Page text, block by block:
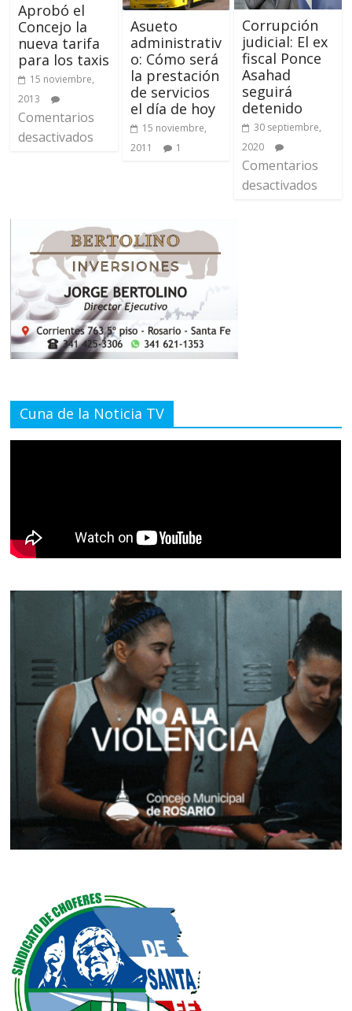
Aprobó el
Concejo la
nueva tarifa
para los taxis
15 noviembre,
2013
Comentarios
desactivados
Asueto
administrativ
o: Cómo será
la prestación
de servicios
el día de hoy
15 noviembre,
2011
1
Corrupción
judicial: El ex
fiscal Ponce
Asahad
seguirá
detenido
30 septiembre,
2020
Comentarios
desactivados
Cuna de la Noticia TV